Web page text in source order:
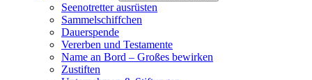
Seenotretter ausrüsten
Sammelschiffchen
Dauerspende
Vererben und Testamente
Name an Bord – Großes bewirken
Zustiften